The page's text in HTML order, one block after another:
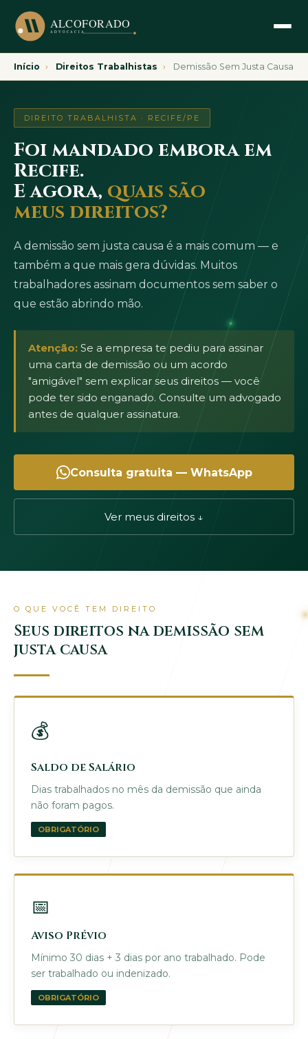
Início › Direitos Trabalhistas › Demissão Sem Justa Causa
DIREITO TRABALHISTA · RECIFE/PE
Foi mandado embora em
Recife.
E agora, quais são
meus direitos?
A demissão sem justa causa é a mais comum — e
também a que mais gera dúvidas. Muitos
trabalhadores assinam documentos sem saber o
que estão abrindo mão.
Atenção: Se a empresa te pediu para assinar
uma carta de demissão ou um acordo
"amigável" sem explicar seus direitos — você
pode ter sido enganado. Consulte um advogado
antes de qualquer assinatura.
Consulta gratuita — WhatsApp
Ver meus direitos ↓
O QUE VOCÊ TEM DIREITO
Seus direitos na demissão sem
justa causa
💰
Saldo de Salário
Dias trabalhados no mês da demissão que ainda
não foram pagos.
OBRIGATÓRIO
📅
Aviso Prévio
Mínimo 30 dias + 3 dias por ano trabalhado. Pode
ser trabalhado ou indenizado.
OBRIGATÓRIO